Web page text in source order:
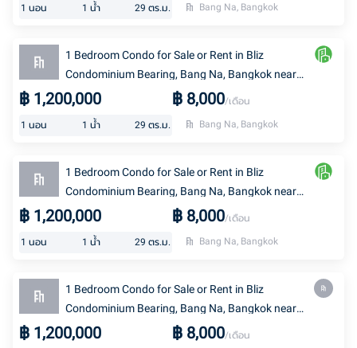
1 นอน 1 น้ำ 29 ตร.ม. Bang Na, Bangkok
1 Bedroom Condo for Sale or Rent in Bliz
Condominium Bearing, Bang Na, Bangkok near
MRT Si Iam
฿ 8,000/เดือน
฿ 1,200,000
1 นอน 1 น้ำ 29 ตร.ม. Bang Na, Bangkok
1 Bedroom Condo for Sale or Rent in Bliz
Condominium Bearing, Bang Na, Bangkok near
MRT Si Iam
฿ 8,000/เดือน
฿ 1,200,000
1 นอน 1 น้ำ 29 ตร.ม. Bang Na, Bangkok
1 Bedroom Condo for Sale or Rent in Bliz
Condominium Bearing, Bang Na, Bangkok near
MRT Si Iam
฿ 8,000/เดือน
฿ 1,200,000